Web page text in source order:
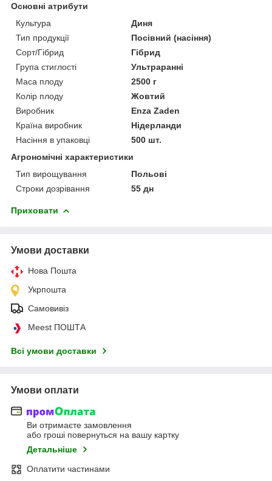
Основні атрибути
Культура
Диня
Тип продукції
Посівний (насіння)
Сорт/Гібрид
Гібрид
Група стиглості
Ультраранні
Маса плоду
2500 г
Колір плоду
Жовтий
Виробник
Enza Zaden
Країна виробник
Нідерланди
Насіння в упаковці
500 шт.
Агрономічні характеристики
Тип вирощування
Польові
Строки дозрівання
55 дн
Приховати
Умови доставки
Нова Пошта
Укрпошта
Самовивіз
Meest ПОШТА
Всі умови доставки
Умови оплати
Ви отримаєте замовлення
або гроші повернуться на вашу картку
Детальніше
Оплатити частинами